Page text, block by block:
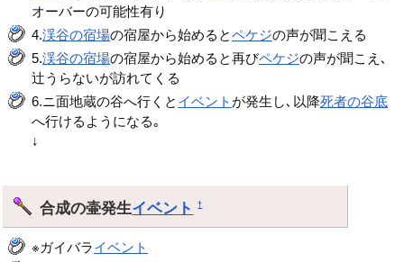
オーバーの可能性有り
4.渓谷の宿場の宿屋から始めるとペケジの声が聞こえる
5.渓谷の宿場の宿屋から始めると再びペケジの声が聞こえ､
辻うらないが訪れてくる
6.ニ面地蔵の谷へ行くと イベント が発生し､以降死者の谷底
へ行けるようになる｡
↓
合成の壷発生イベント †
※ガイバライベント